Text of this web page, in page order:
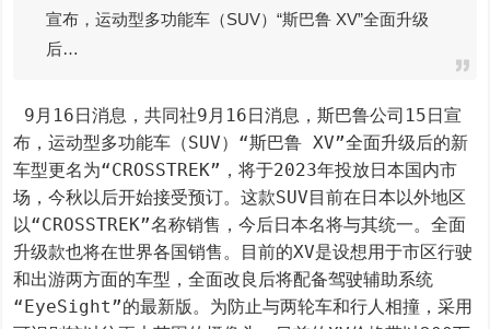
宣布，运动型多功能车（SUV）“斯巴鲁 XV”全面升级
后…
布，运动型多功能车（SUV）“斯巴鲁 XV”全面升级后的新
车型更名为“CROSSTREK”，将于2023年投放日本国内市
场，今秋以后开始接受预订。这款SUV目前在日本以外地区
以“CROSSTREK”名称销售，今后日本名将与其统一。全面
升级款也将在世界各国销售。目前的XV是设想用于市区行驶
和出游两方面的车型，全面改良后将配备驾驶辅助系统
“EyeSight”的最新版。为防止与两轮车和行人相撞，采用